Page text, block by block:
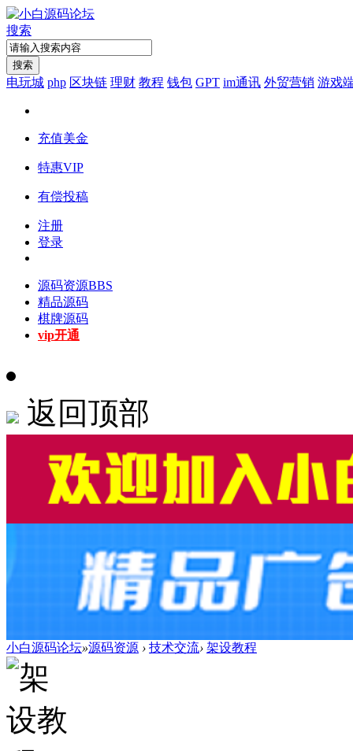
搜索
搜索
电玩城 php 区块链 理财 教程 钱包 GPT im通讯 外贸营销 游戏
充值美金
特惠VIP
有偿投稿
注册
登录
源码资源BBS
精品源码
棋牌源码
vip开通
返回顶部
小白源码论坛»源码资源 › 技术交流› 架设教程